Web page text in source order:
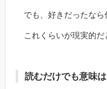
でも、好きだったなら
これくらいが現実的だ
読むだけでも意味